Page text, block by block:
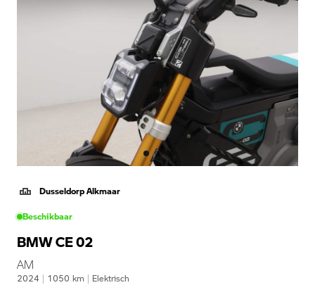
Dusseldorp Alkmaar
Beschikbaar
BMW CE 02
AM
2024 | 1050 km | Elektrisch